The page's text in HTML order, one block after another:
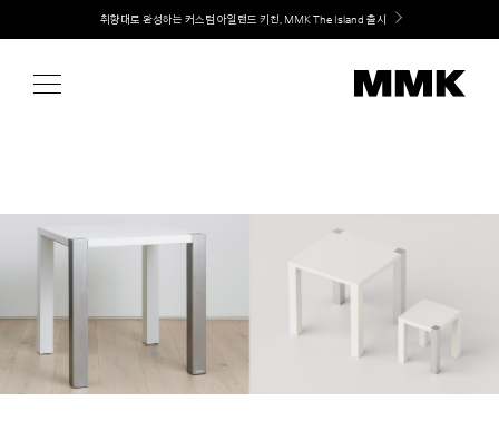
content
Welcome! 신규 회원가입 시 MMK Shop Coupon (총 60만원) 지급
취향대로 완성하는 커스텀 아일랜드 키친, MMK The Island 출시